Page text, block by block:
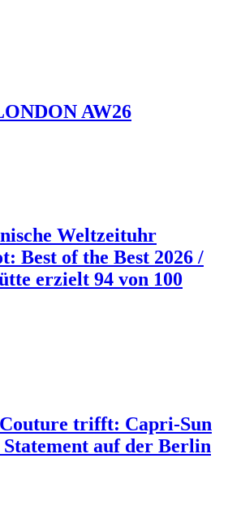
AW26
Weltzeituhr
Best of the Best 2026 /
erzielt 94 von 100
trifft: Capri-Sun
Statement auf der Berlin